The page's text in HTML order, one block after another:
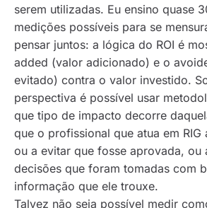
serem utilizadas. Eu ensino quase
medições possíveis para se
pensar juntos: a lógica do ROI é
added (valor adicionado) e o
evitado) contra o valor investido.
perspectiva é possível usar
que tipo de impacto decorre
que o profissional que atua em
ou a evitar que fosse aprovada, ou
decisões que foram tomadas com
informação que ele trouxe.
Talvez não seja possível medir